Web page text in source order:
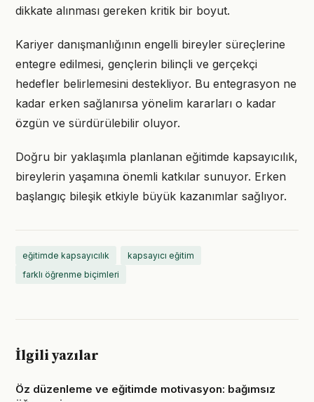
dikkate alınması gereken kritik bir boyut.
Kariyer danışmanlığının engelli bireyler süreçlerine
entegre edilmesi, gençlerin bilinçli ve gerçekçi
hedefler belirlemesini destekliyor. Bu entegrasyon ne
kadar erken sağlanırsa yönelim kararları o kadar
özgün ve sürdürülebilir oluyor.
Doğru bir yaklaşımla planlanan eğitimde kapsayıcılık,
bireylerin yaşamına önemli katkılar sunuyor. Erken
başlangıç bileşik etkiyle büyük kazanımlar sağlıyor.
eğitimde kapsayıcılık
kapsayıcı eğitim
farklı öğrenme biçimleri
İlgili yazılar
Öz düzenleme ve eğitimde motivasyon: bağımsız